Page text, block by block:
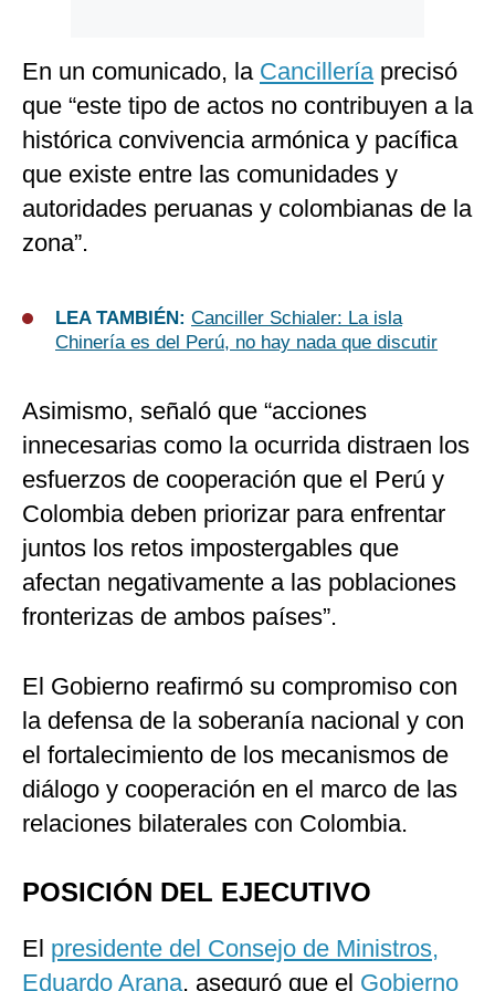
En un comunicado, la Cancilleríaprecisó
que “este tipo de actos no contribuyen a la
histórica convivencia armónica y pacífica
que existe entre las comunidades y
autoridades peruanas y colombianas de la
zona”.
LEA TAMBIÉN: Canciller Schialer: La isla
Chinería es del Perú, no hay nada que discutir
Asimismo, señaló que “acciones
innecesarias como la ocurrida distraen los
esfuerzos de cooperación que el Perú y
Colombia deben priorizar para enfrentar
juntos los retos impostergables que
afectan negativamente a las poblaciones
fronterizas de ambos países”.
El Gobierno reafirmó su compromiso con
la defensa de la soberanía nacional y con
el fortalecimiento de los mecanismos de
diálogo y cooperación en el marco de las
relaciones bilaterales con Colombia.
POSICIÓN DEL EJECUTIVO
El presidente del Consejo de Ministros,
Eduardo Arana, aseguró que el Gobierno